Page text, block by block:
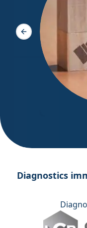
Slide précédente
Diagnostics